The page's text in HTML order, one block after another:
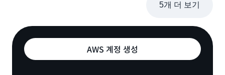
5개 더 보기
AWS 계정 생성